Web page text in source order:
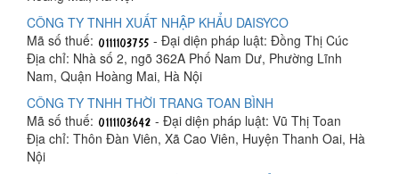
CÔNG TY TNHH XUẤT NHẬP KHẨU DAISYCO
Mã số thuế:
- Đại diện pháp luật: Đồng Thị Cúc
Địa chỉ: Nhà số 2, ngõ 362A Phố Nam Dư, Phường Lĩnh
Nam, Quận Hoàng Mai, Hà Nội
CÔNG TY TNHH THỜI TRANG TOAN BÌNH
Mã số thuế:
- Đại diện pháp luật: Vũ Thị Toan
Địa chỉ: Thôn Đàn Viên, Xã Cao Viên, Huyện Thanh Oai, Hà
Nội